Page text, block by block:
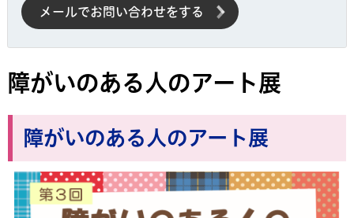
メールでお問い合わせをする
障がいのある人のアート展
障がいのある人のアート展